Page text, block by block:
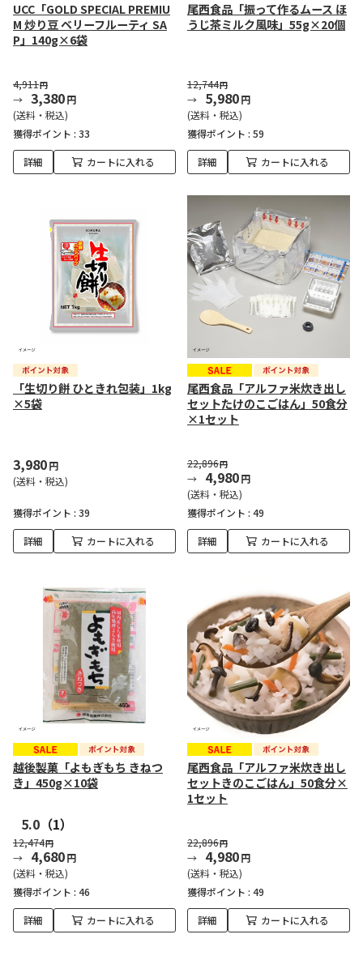
UCC「GOLD SPECIAL PREMIU
M 炒り豆 ベリーフルーティ SA
P」140g×6袋
4,911円
3,380円
(送料・税込)
獲得ポイント : 33
詳細 カートに入れる
尾西食品「振って作るムース ほ
うじ茶ミルク風味」55g×20個
12,744円
5,980円
(送料・税込)
獲得ポイント : 59
詳細 カートに入れる
「生切り餅 ひときれ包装」1kg
×5袋
3,980円
(送料・税込)
獲得ポイント : 39
詳細 カートに入れる
尾西食品「アルファ米炊き出し
セットたけのこごはん」50食分
×1セット
22,896円
4,980円
(送料・税込)
獲得ポイント : 49
詳細 カートに入れる
越後製菓「よもぎもち きねつ
き」450g×10袋
5.0 （1）
12,474円
4,680円
(送料・税込)
獲得ポイント : 46
詳細 カートに入れる
尾西食品「アルファ米炊き出し
セットきのこごはん」50食分×
1セット
22,896円
4,980円
(送料・税込)
獲得ポイント : 49
詳細 カートに入れる